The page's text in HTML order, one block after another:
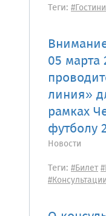
Теги:
05 марта
линия»
рамках
футболу
Новости
Теги: #Билет